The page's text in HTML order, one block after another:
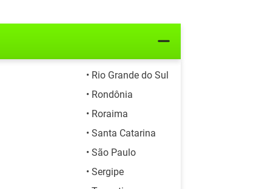
• Rio Grande do Sul
• Rondônia
• Roraima
• Santa Catarina
• São Paulo
• Sergipe